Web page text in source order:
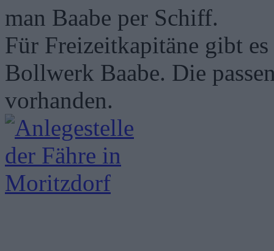
man Baabe per Schiff.
Für Freizeitkapitäne gibt
Bollwerk Baabe. Die
vorhanden.